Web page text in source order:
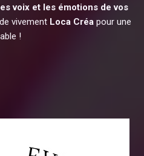
voix et les émotions de vos
vivement Loca Créa pour une
!